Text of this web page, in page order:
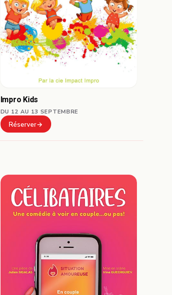
Impro Kids
DU 12 AU 13 SEPTEMBRE
Réserver